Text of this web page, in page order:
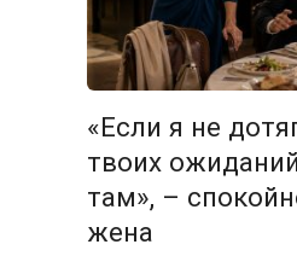
«Если я не
твоих
там», –
жена